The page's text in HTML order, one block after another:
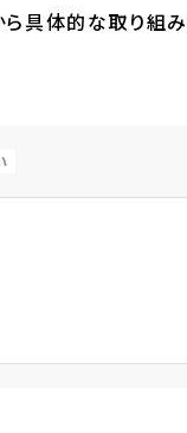
ら具体的な取り組